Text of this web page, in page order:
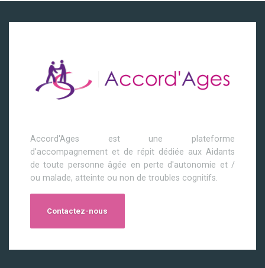
Accord'Ages est une plateforme
d'accompagnement et de répit dédiée aux Aidants
de toute personne âgée en perte d'autonomie et /
ou malade, atteinte ou non de troubles cognitifs.
Contactez-nous